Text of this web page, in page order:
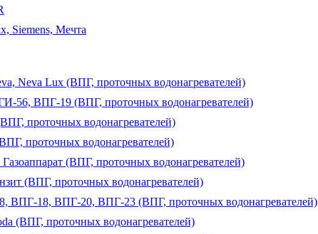
Siemens, Мечта
Neva Lux (ВПГ, проточных водонагревателей)
56, ВПГ-19 (ВПГ, проточных водонагревателей)
проточных водонагревателей)
проточных водонагревателей)
(ВПГ, проточных водонагревателей)
(ВПГ, проточных водонагревателей)
ВПГ-18, ВПГ-20, ВПГ-23 (ВПГ, проточных водонагревателей)
(ВПГ, проточных водонагревателей)